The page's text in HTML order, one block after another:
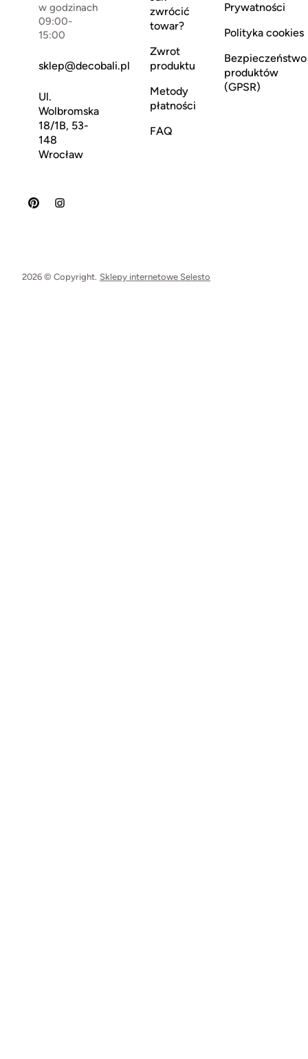
w godzinach
09:00-
15:00
sklep@decobali.pl
Ul.
Wolbromska
18/1B, 53-
148
Wrocław
zwrócić
towar?
Zwrot
produktu
Metody
płatności
FAQ
Prywatności
Polityka cookies
Bezpieczeństwo
produktów
(GPSR)
2026 © Copyright. Sklepy internetowe Selesto